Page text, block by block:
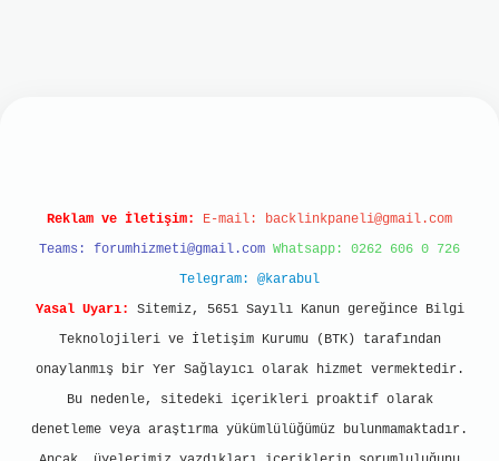
Reklam ve İletişim: E-mail: backlinkpaneli@gmail.com
Teams: forumhizmeti@gmail.com Whatsapp: 0262 606 0 726
Telegram: @karabul
Yasal Uyarı:
Sitemiz, 5651 Sayılı Kanun gereğince Bilgi
Teknolojileri ve İletişim Kurumu (BTK) tarafından
onaylanmış bir Yer Sağlayıcı olarak hizmet vermektedir.
Bu nedenle, sitedeki içerikleri proaktif olarak
denetleme veya araştırma yükümlülüğümüz bulunmamaktadır.